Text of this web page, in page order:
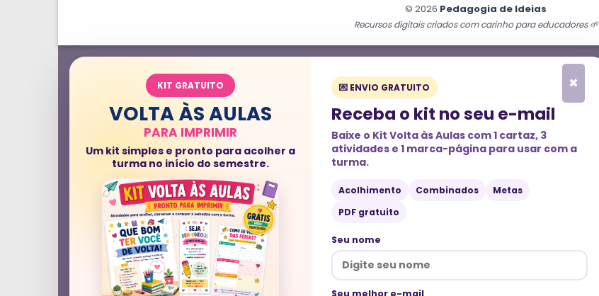
© 2026 Pedagogia de Ideias
Recursos digitais criados com carinho para educadores 🌱
×
KIT GRATUITO
VOLTA ÀS AULAS
PARA IMPRIMIR
Um kit simples e pronto para acolher a
turma no início do semestre.
💌 ENVIO GRATUITO
Receba o kit no seu e-mail
Baixe o Kit Volta às Aulas com 1 cartaz, 3
atividades e 1 marca-página para usar com a
turma.
Acolhimento Combinados
Metas
PDF gratuito
Seu nome